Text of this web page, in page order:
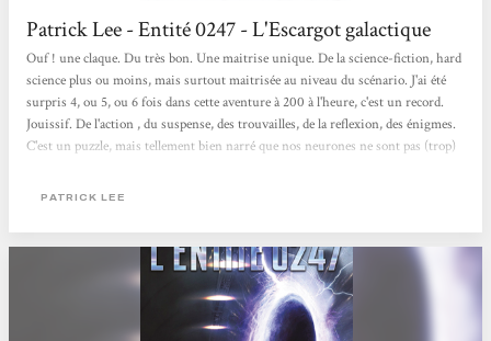
Patrick Lee - Entité 0247 - L'Escargot galactique
Ouf ! une claque. Du très bon. Une maitrise unique. De la science-fiction, hard
science plus ou moins, mais surtout maitrisée au niveau du scénario. J'ai été
surpris 4, ou 5, ou 6 fois dans cette aventure à 200 à l'heure, c'est un record.
Jouissif. De l'action , du suspense, des trouvailles, de la reflexion, des énigmes.
C'est un puzzle, mais tellement bien narré que nos neurones ne sont pas (trop)
PATRICK LEE